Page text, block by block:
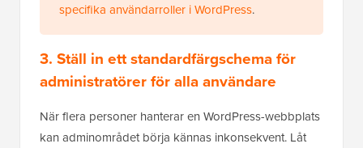
specifika användarroller i WordPress.
3. Ställ in ett standardfärgschema för
administratörer för alla användare
När flera personer hanterar en WordPress-webbplats
kan adminområdet börja kännas inkonsekvent. Låt